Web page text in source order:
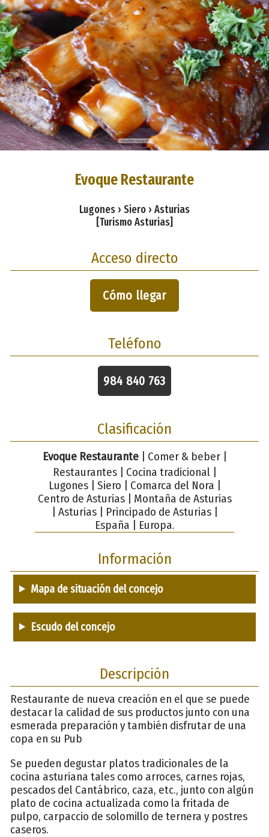
Evoque Restaurante
Lugones › Siero › Asturias
[Turismo Asturias]
Acceso directo
Cómo llegar
Teléfono
984 840 763
Clasificación
Evoque Restaurante| Comer & beber |
Restaurantes | Cocina tradicional |
Lugones | Siero | Comarca del Nora |
Centro de Asturias | Montaña de Asturias
| Asturias | Principado de Asturias |
España | Europa.
Información
Mapa de situación del concejo
Escudo del concejo
Descripción
Restaurante de nueva creación en el que se puede
destacar la calidad de sus productos junto con una
esmerada preparación y también disfrutar de una
copa en su Pub
Se pueden degustar platos tradicionales de la
cocina asturiana tales como arroces, carnes rojas,
pescados del Cantábrico, caza, etc., junto con algún
plato de cocina actualizada como la fritada de
pulpo, carpaccio de solomillo de ternera y postres
caseros.